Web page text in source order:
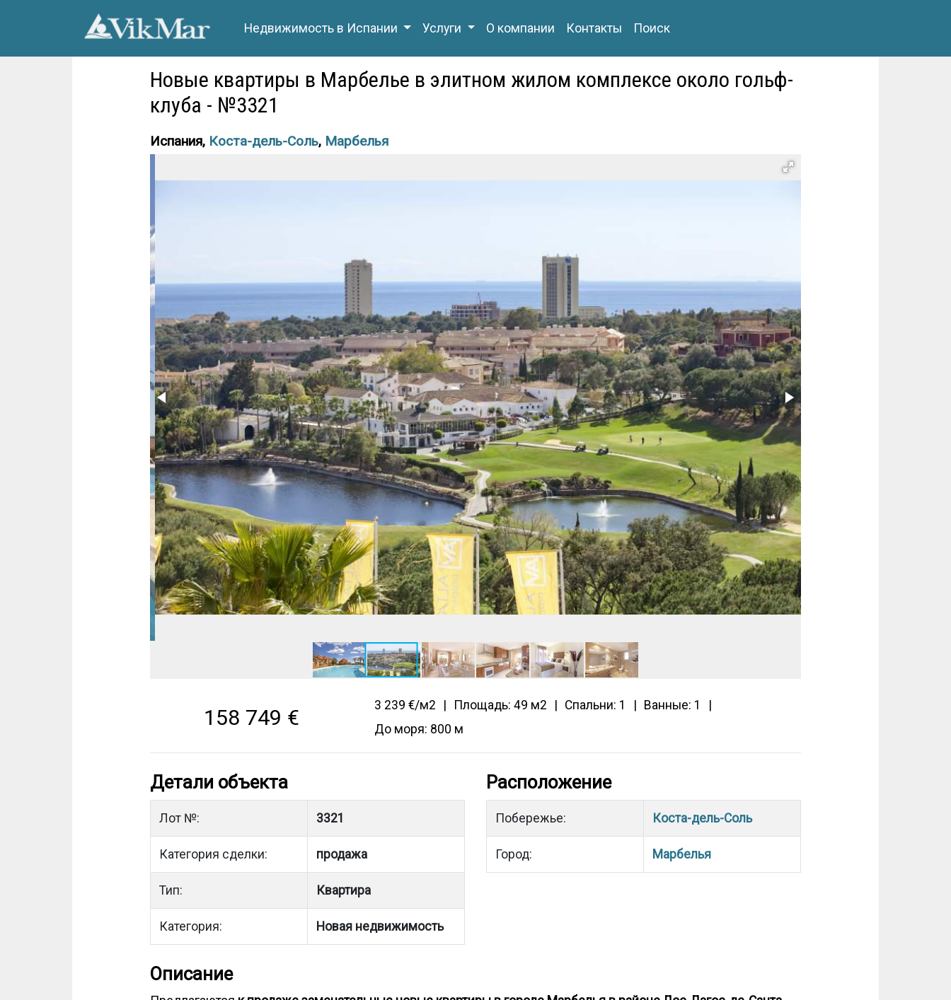
Недвижимость в Испании Услуги О компании Контакты Поиск
Новые квартиры в Марбелье в элитном жилом комплексе около гольф-
клуба - №3321
Испания, Коста-дель-Соль, Марбелья
158 749 € 3 239 €/м2 Площадь: 49 м2 Спальни: 1
Ванные: 1
До моря: 800 м
Детали объекта
Лот №: 3321
Категория сделки: продажа
Тип: Квартира
Категория: Новая недвижимость
Расположение
Побережье: Коста-дель-Соль
Город: Марбелья
Описание